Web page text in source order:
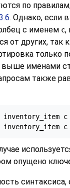
по
. Однако, если в
с именем c,
от других, так
только
выше именами
также
inventory_item
опущено
синтаксиса,